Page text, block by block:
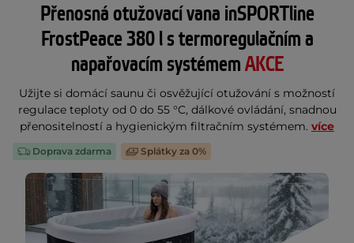
Přenosná otužovací vana inSPORTline
FrostPeace 380 l s termoregulačním a
napařovacím systémemAKCE
Užijte si domácí saunu či osvěžující otužování s možností
regulace teploty od 0 do 55 °C, dálkové ovládání, snadnou
přenositelností a hygienickým filtračním systémem. více
Doprava zdarma Splátky za 0%